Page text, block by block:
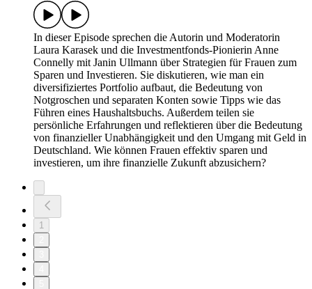
In dieser Episode sprechen die Autorin und Moderatorin
Laura Karasek und die Investmentfonds-Pionierin Anne
Connelly mit Janin Ullmann über Strategien für Frauen zum
Sparen und Investieren. Sie diskutieren, wie man ein
diversifiziertes Portfolio aufbaut, die Bedeutung von
Notgroschen und separaten Konten sowie Tipps wie das
Führen eines Haushaltsbuchs. Außerdem teilen sie
persönliche Erfahrungen und reflektieren über die Bedeutung
von finanzieller Unabhängigkeit und den Umgang mit Geld in
Deutschland. Wie können Frauen effektiv sparen und
investieren, um ihre finanzielle Zukunft abzusichern?
1